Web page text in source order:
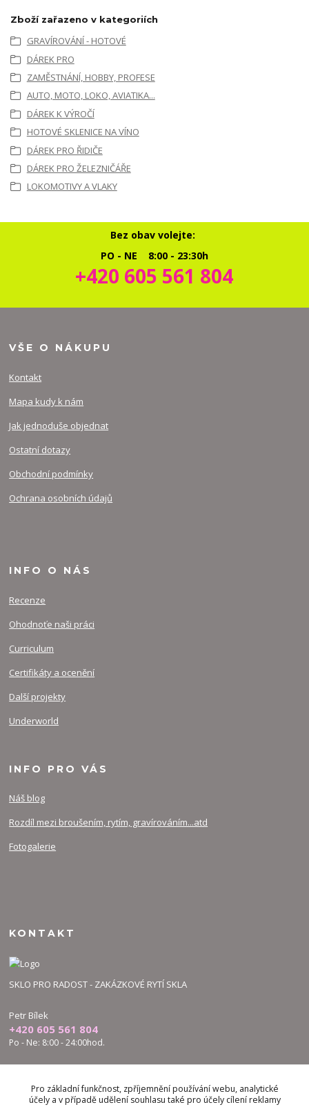
Zboží zařazeno v kategoriích
GRAVÍROVÁNÍ - HOTOVÉ
DÁREK PRO
ZAMĚSTNÁNÍ, HOBBY, PROFESE
AUTO, MOTO, LOKO, AVIATIKA...
DÁREK K VÝROČÍ
HOTOVÉ SKLENICE NA VÍNO
DÁREK PRO ŘIDIČE
DÁREK PRO ŽELEZNIČÁŘE
LOKOMOTIVY A VLAKY
Bez obav volejte:
PO - NE 8:00 - 23:30h
+420 605 561 804
VŠE O NÁKUPU
Kontakt
Mapa kudy k nám
Jak jednoduše objednat
Ostatní dotazy
Obchodní podmínky
Ochrana osobních údajů
INFO O NÁS
Recenze
Ohodnoťe naši práci
Curriculum
Certifikáty a ocenění
Další projekty
Underworld
INFO PRO VÁS
Náš blog
Rozdíl mezi broušením, rytím, gravírováním...atd
Fotogalerie
KONTAKT
SKLO PRO RADOST - ZAKÁZKOVÉ RYTÍ SKLA
Petr Bílek
+420 605 561 804
Po - Ne: 8:00 - 24:00hod.
bilek.petr@skloproradost.cz
Pro základní funkčnost, zpříjemnění používání webu, analytické
účely a v případě udělení souhlasu také pro účely cílení reklamy